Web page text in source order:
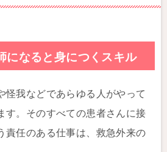
になると身につくスキル
怪我などであらゆる人がやって
す。そのすべての患者さんに接
責任のある仕事は、救急外来の